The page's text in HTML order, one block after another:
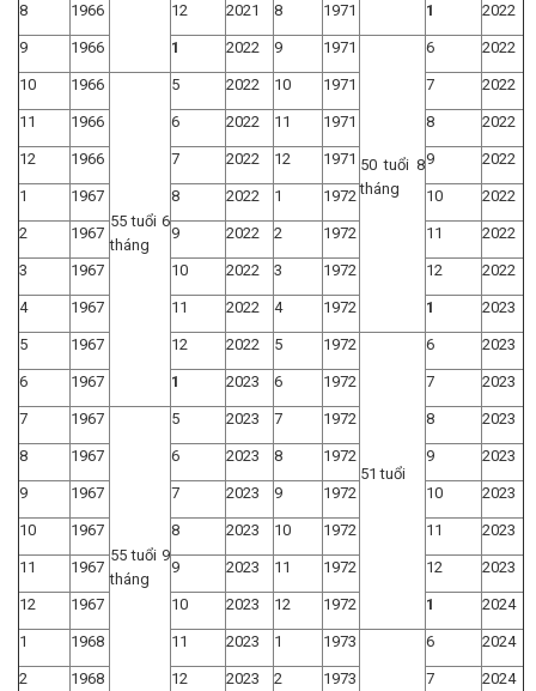
8 1966 12 2021 8 1971 1 2022
9 1966 1 2022 9 1971
50 tuổi 8
tháng
6 2022
10 1966
55 tuổi 6
tháng
5 2022 10 1971 7 2022
11 1966 6 2022 11 1971 8 2022
12 1966 7 2022 12 1971 9 2022
1 1967 8 2022 1 1972 10 2022
2 1967 9 2022 2 1972 11 2022
3 1967 10 2022 3 1972 12 2022
4 1967 11 2022 4 1972 1 2023
5 1967 12 2022 5 1972
51 tuổi
6 2023
6 1967 1 2023 6 1972 7 2023
7 1967
55 tuổi 9
tháng
5 2023 7 1972 8 2023
8 1967 6 2023 8 1972 9 2023
9 1967 7 2023 9 1972 10 2023
10 1967 8 2023 10 1972 11 2023
11 1967 9 2023 11 1972 12 2023
12 1967 10 2023 12 1972 1 2024
1 1968 11 2023 1 1973 6 2024
2 1968 12 2023 2 1973 7 2024